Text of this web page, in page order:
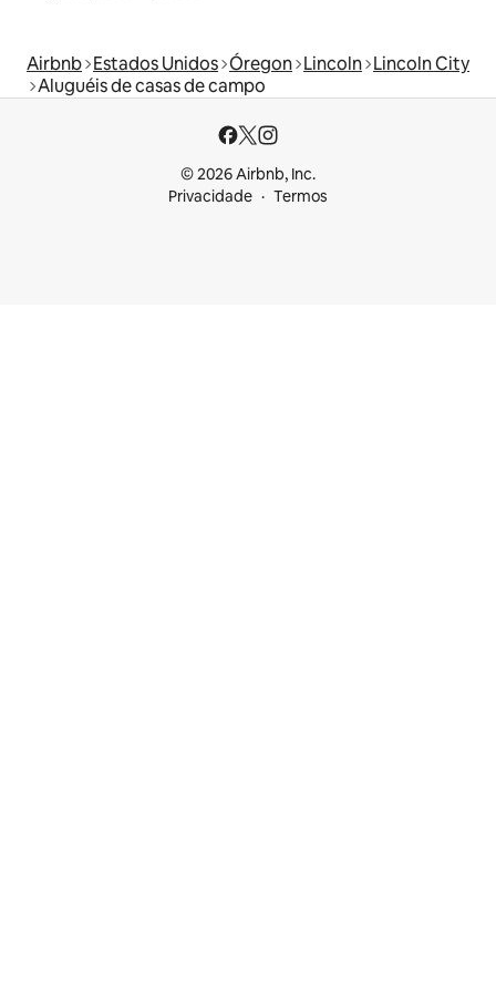
Airbnb Estados Unidos Óregon Lincoln Lincoln City
Aluguéis de casas de campo
© 2026 Airbnb, Inc.
Privacidade
Termos